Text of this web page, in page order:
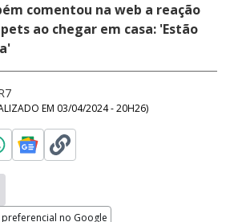
comentou na web a reação
ao chegar em casa: 'Estão
EM 03/04/2024 - 20H26)
no Google